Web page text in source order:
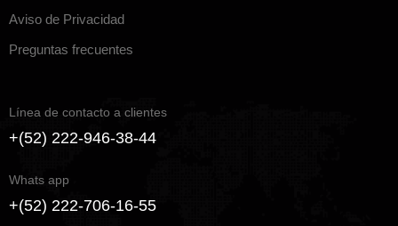
Aviso de Privacidad
Preguntas frecuentes
Línea de contacto a clientes
+(52) 222-946-38-44
Whats app
+(52) 222-706-16-55